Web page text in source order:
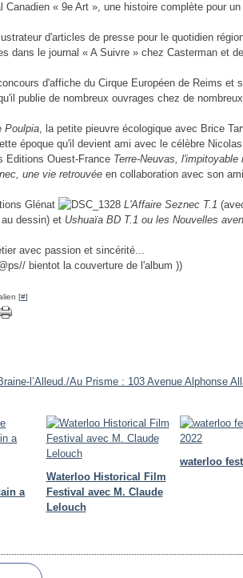
« 9e Art », une histoire complète pour
d'articles de presse pour le quotidien
dans le journal « A Suivre » chez Casterman et
d'affiche du Cirque Européen de Reims et
publie de nombreux ouvrages chez de
Poulpia, la petite pieuvre écologique avec Brice
époque qu'il devient ami avec le célèbre
Editions Ouest-France Terre-Neuvas, l'impitoyable
une vie retrouvée en collaboration avec son
Glénat
L'Affaire Seznec T.1
dessin) et Ushuaïa BD T.1 ou les Nouvelles
avec passion et sincérité...
bientot la couverture de l'album ))
[#]
a
Waterloo Historical Film
Festival avec M. Claude
Lelouch
waterloo